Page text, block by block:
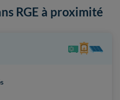
RGE à proximité